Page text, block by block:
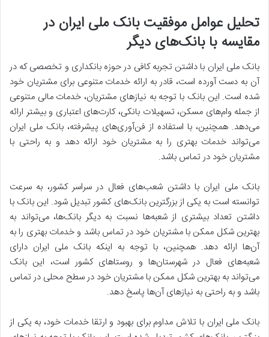
تحلیل عوامل موفقیت بانک ملی ایران در
مقایسه با بانک‌های دیگر
بانک ملی ایران با داشتن تجربه کافی در حوزه بانکداری و تخصصی که در
آن به دست آورده است، قادر به ارائه خدمات متنوعی برای مشتریان خود
شده است. این بانک با توجه به نیازهای مشتریان، خدمات مالی متنوعی
از جمله وام‌های مسکن، تسهیلات بانکی، کارت‌های اعتباری و بیشتر ارائه
می‌دهد. همچنین، با استفاده از فن‌آوری‌های پیشرفته، بانک ملی ایران
می‌تواند خدمات بهتری را به مشتریان خود ارائه دهد و به راحتی با
مشتریان خود در تماس باشد.
بانک ملی ایران با داشتن شعب‌های فعال در سراسر کشور، به سرعت
توانسته است به یکی از بزرگترین بانک‌های کشور تبدیل شود. این بانک با
داشتن تعداد بیشتری از شعبه‌ها نسبت به دیگر بانک‌ها، می‌تواند به
بهترین شکل ممکن با مشتریان خود در تماس باشد و خدمات بهتری را به
آن‌ها ارائه دهد. همچنین، با توجه به اینکه بانک ملی ایران دارای
شعبه‌های فعال در شهرستان‌ها و روستاهای کشور است، این بانک
می‌تواند به بهترین شکل ممکن با مشتریان خود در سطح محلی در تماس
باشد و به راحتی به نیازهای آن‌ها پاسخ دهد.
بانک ملی ایران با تلاش مداوم برای بهبود و ارتقا خدمات خود، به یکی از